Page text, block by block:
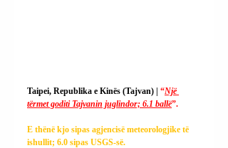
Taipei, Republika e Kinës (Tajvan) | “Një
tërmet goditi Tajvanin juglindor; 6.1 ballë”.
E thënë kjo sipas agjencisë meteorologjike të
ishullit; 6.0 sipas USGS-së.